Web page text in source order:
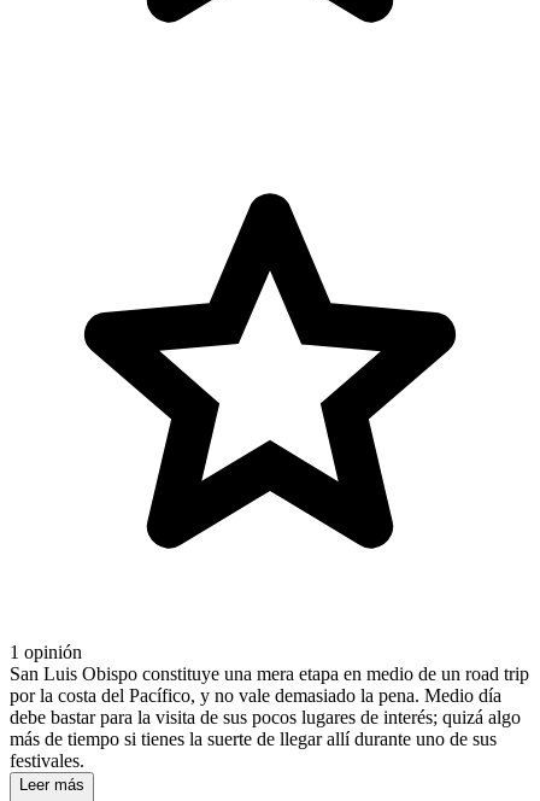
1 opinión
San Luis Obispo constituye una mera etapa en medio de un road trip
por la costa del Pacífico, y no vale demasiado la pena. Medio día
debe bastar para la visita de sus pocos lugares de interés; quizá algo
más de tiempo si tienes la suerte de llegar allí durante uno de sus
festivales.
Leer más